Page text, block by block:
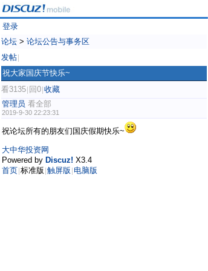
登录
论坛 > 论坛公告与事务区
发帖
祝大家国庆节快乐~
看3135 回0 收藏
管理员 看全部
2019-9-30 22:23:31
祝论坛所有的朋友们国庆假期快乐~
大中华投资网
Powered by Discuz! X3.4
首页 标准版 触屏版 电脑版